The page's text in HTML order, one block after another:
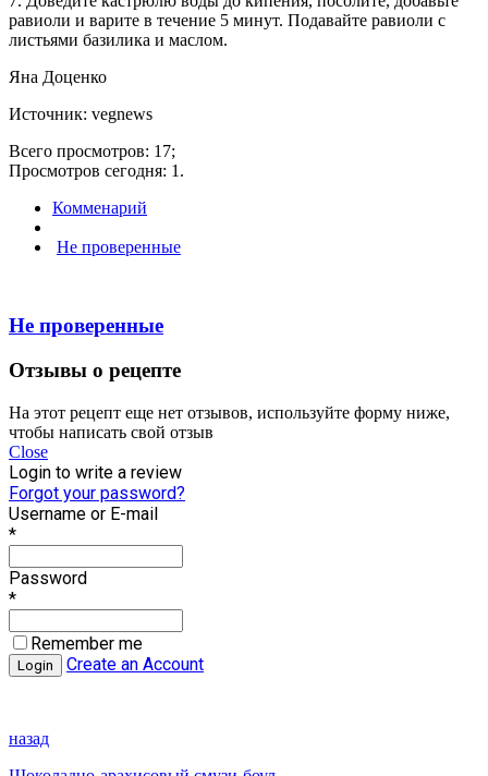
равиоли и варите в течение 5 минут. Подавайте равиоли с
листьями базилика и маслом.
Яна Доценко
Источник: vegnews
Всего просмотров: 17;
Просмотров сегодня: 1.
Комменарий
Не проверенные
Не проверенные
Отзывы о рецепте
На этот рецепт еще нет отзывов, используйте форму ниже,
чтобы написать свой отзыв
Close
Login to write a review
Forgot your password?
Username or E-mail
*
Password
*
Remember me
Create an Account
назад